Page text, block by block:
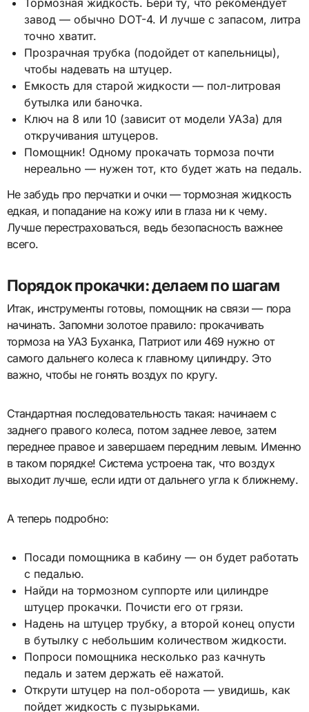
завод — обычно DOT-4. И лучше с запасом, литра
точно хватит.
Прозрачная трубка (подойдет от капельницы),
чтобы надевать на штуцер.
Емкость для старой жидкости — пол-литровая
бутылка или баночка.
Ключ на 8 или 10 (зависит от модели УАЗа) для
откручивания штуцеров.
Помощник! Одному прокачать тормоза почти
нереально — нужен тот, кто будет жать на педаль.
Не забудь про перчатки и очки — тормозная жидкость
едкая, и попадание на кожу или в глаза ни к чему.
Лучше перестраховаться, ведь безопасность важнее
всего.
Порядок прокачки: делаем по шагам
Итак, инструменты готовы, помощник на связи — пора
начинать. Запомни золотое правило: прокачивать
тормоза на УАЗ Буханка, Патриот или 469 нужно от
самого дальнего колеса к главному цилиндру. Это
важно, чтобы не гонять воздух по кругу.
Стандартная последовательность такая: начинаем с
заднего правого колеса, потом заднее левое, затем
переднее правое и завершаем передним левым. Именно
в таком порядке! Система устроена так, что воздух
выходит лучше, если идти от дальнего угла к ближнему.
А теперь подробно:
Посади помощника в кабину — он будет работать
с педалью.
Найди на тормозном суппорте или цилиндре
штуцер прокачки. Почисти его от грязи.
Надень на штуцер трубку, а второй конец опусти
в бутылку с небольшим количеством жидкости.
Попроси помощника несколько раз качнуть
педаль и затем держать её нажатой.
Открути штуцер на пол-оборота — увидишь, как
пойдет жидкость с пузырьками.